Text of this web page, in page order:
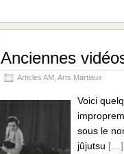
Anciennes
Articles AM ,Arts Martiaux
Voici
sous le
jûjutsu […]